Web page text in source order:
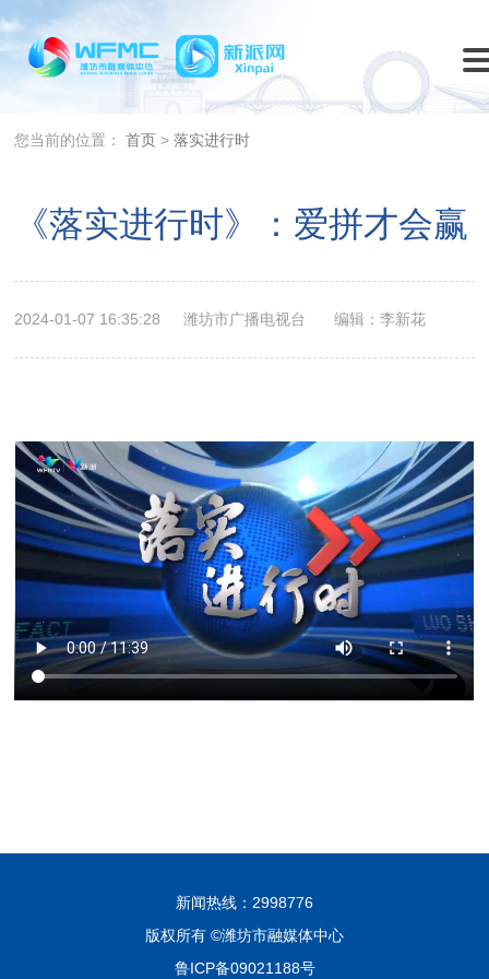
您当前的位置：首页 >落实进行时
《落实进行时》：爱拼才会赢
2024-01-07 16:35:28 潍坊市广播电视台 编辑：李新花
新闻热线：2998776
版权所有 ©潍坊市融媒体中心
鲁ICP备09021188号